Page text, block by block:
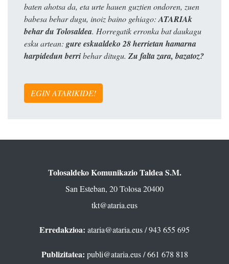
baten ahotsa da, eta urte hauen guztien ondoren, zuen
babesa behar dugu, inoiz baino gehiago: ATARIAk
behar du Tolosaldea. Horregatik erronka bat daukagu
esku artean: gure eskualdeko 28 herrietan hamarna
harpidedun berribehar ditugu. Zu falta zara, bazatoz?
EGIN ATARIKIDE!
Tolosaldeko Komunikazio Taldea S.M.
San Esteban, 20 Tolosa 20400
tkt@ataria.eus
Erredakzioa: ataria@ataria.eus/ 943 655 695
Publizitatea: publi@ataria.eus/ 661 678 818